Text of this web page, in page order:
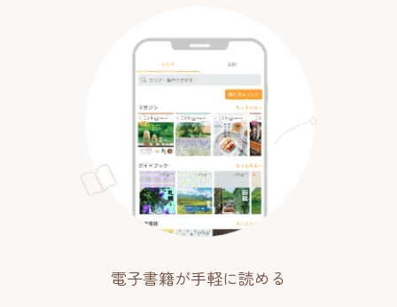
電子書籍が手軽に読める